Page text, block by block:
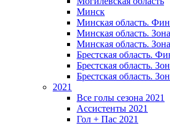
Минск
Mинская область.
Минская область.
Минская область.
Брестская область.
Брестская область.
Брестская область.
2021
Все голы сезона 2021
Ассистенты 2021
Гол + Пас 2021